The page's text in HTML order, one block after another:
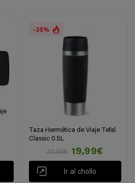
-35%
Taza Hermética de Viaje Tefal
Classic 0.5L
30,99€
19,99€
Ir al chollo